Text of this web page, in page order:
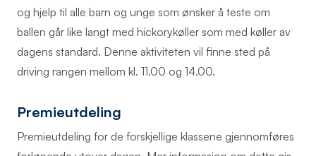
og hjelp til alle barn og unge som ønsker å teste om
ballen går like langt med hickorykøller som med køller av
dagens standard. Denne aktiviteten vil finne sted på
driving rangen mellom kl. 11.00 og 14.00.
Premieutdeling
Premieutdeling for de forskjellige klassene gjennomføres